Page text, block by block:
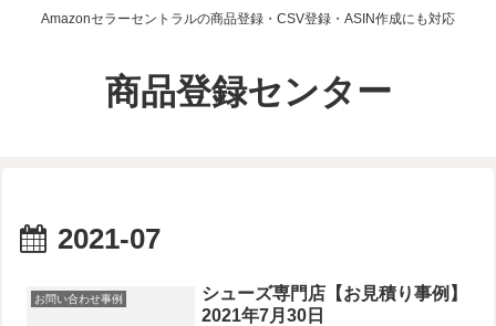
Amazonセラーセントラルの商品登録・CSV登録・ASIN作成にも対応
商品登録センター
2021-07
お問い合わせ事例
シューズ専門店【お見積り事例】
2021年7月30日